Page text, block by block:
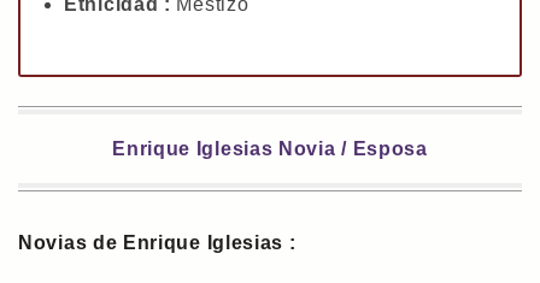
Etnicidad : Mestizo
Enrique Iglesias Novia / Esposa
Novias de Enrique Iglesias :